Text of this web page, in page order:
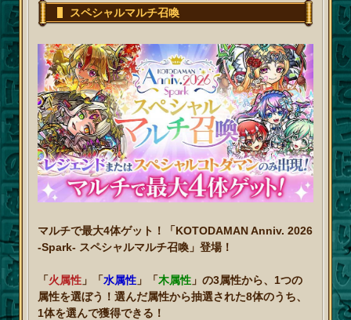
スペシャルマルチ召喚
マルチで最大4体ゲット！「KOTODAMAN Anniv. 2026
-Spark- スペシャルマルチ召喚」登場！
「火属性 」「水属性 」「木属性 」の3属性から、1つの
属性を選ぼう！選んだ属性から抽選された8体のうち、
1体を選んで獲得できる！